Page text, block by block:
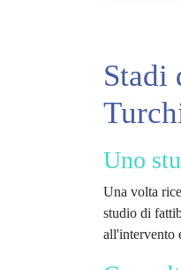
Stadi
Uno
Una volta
studio di
all'intervento